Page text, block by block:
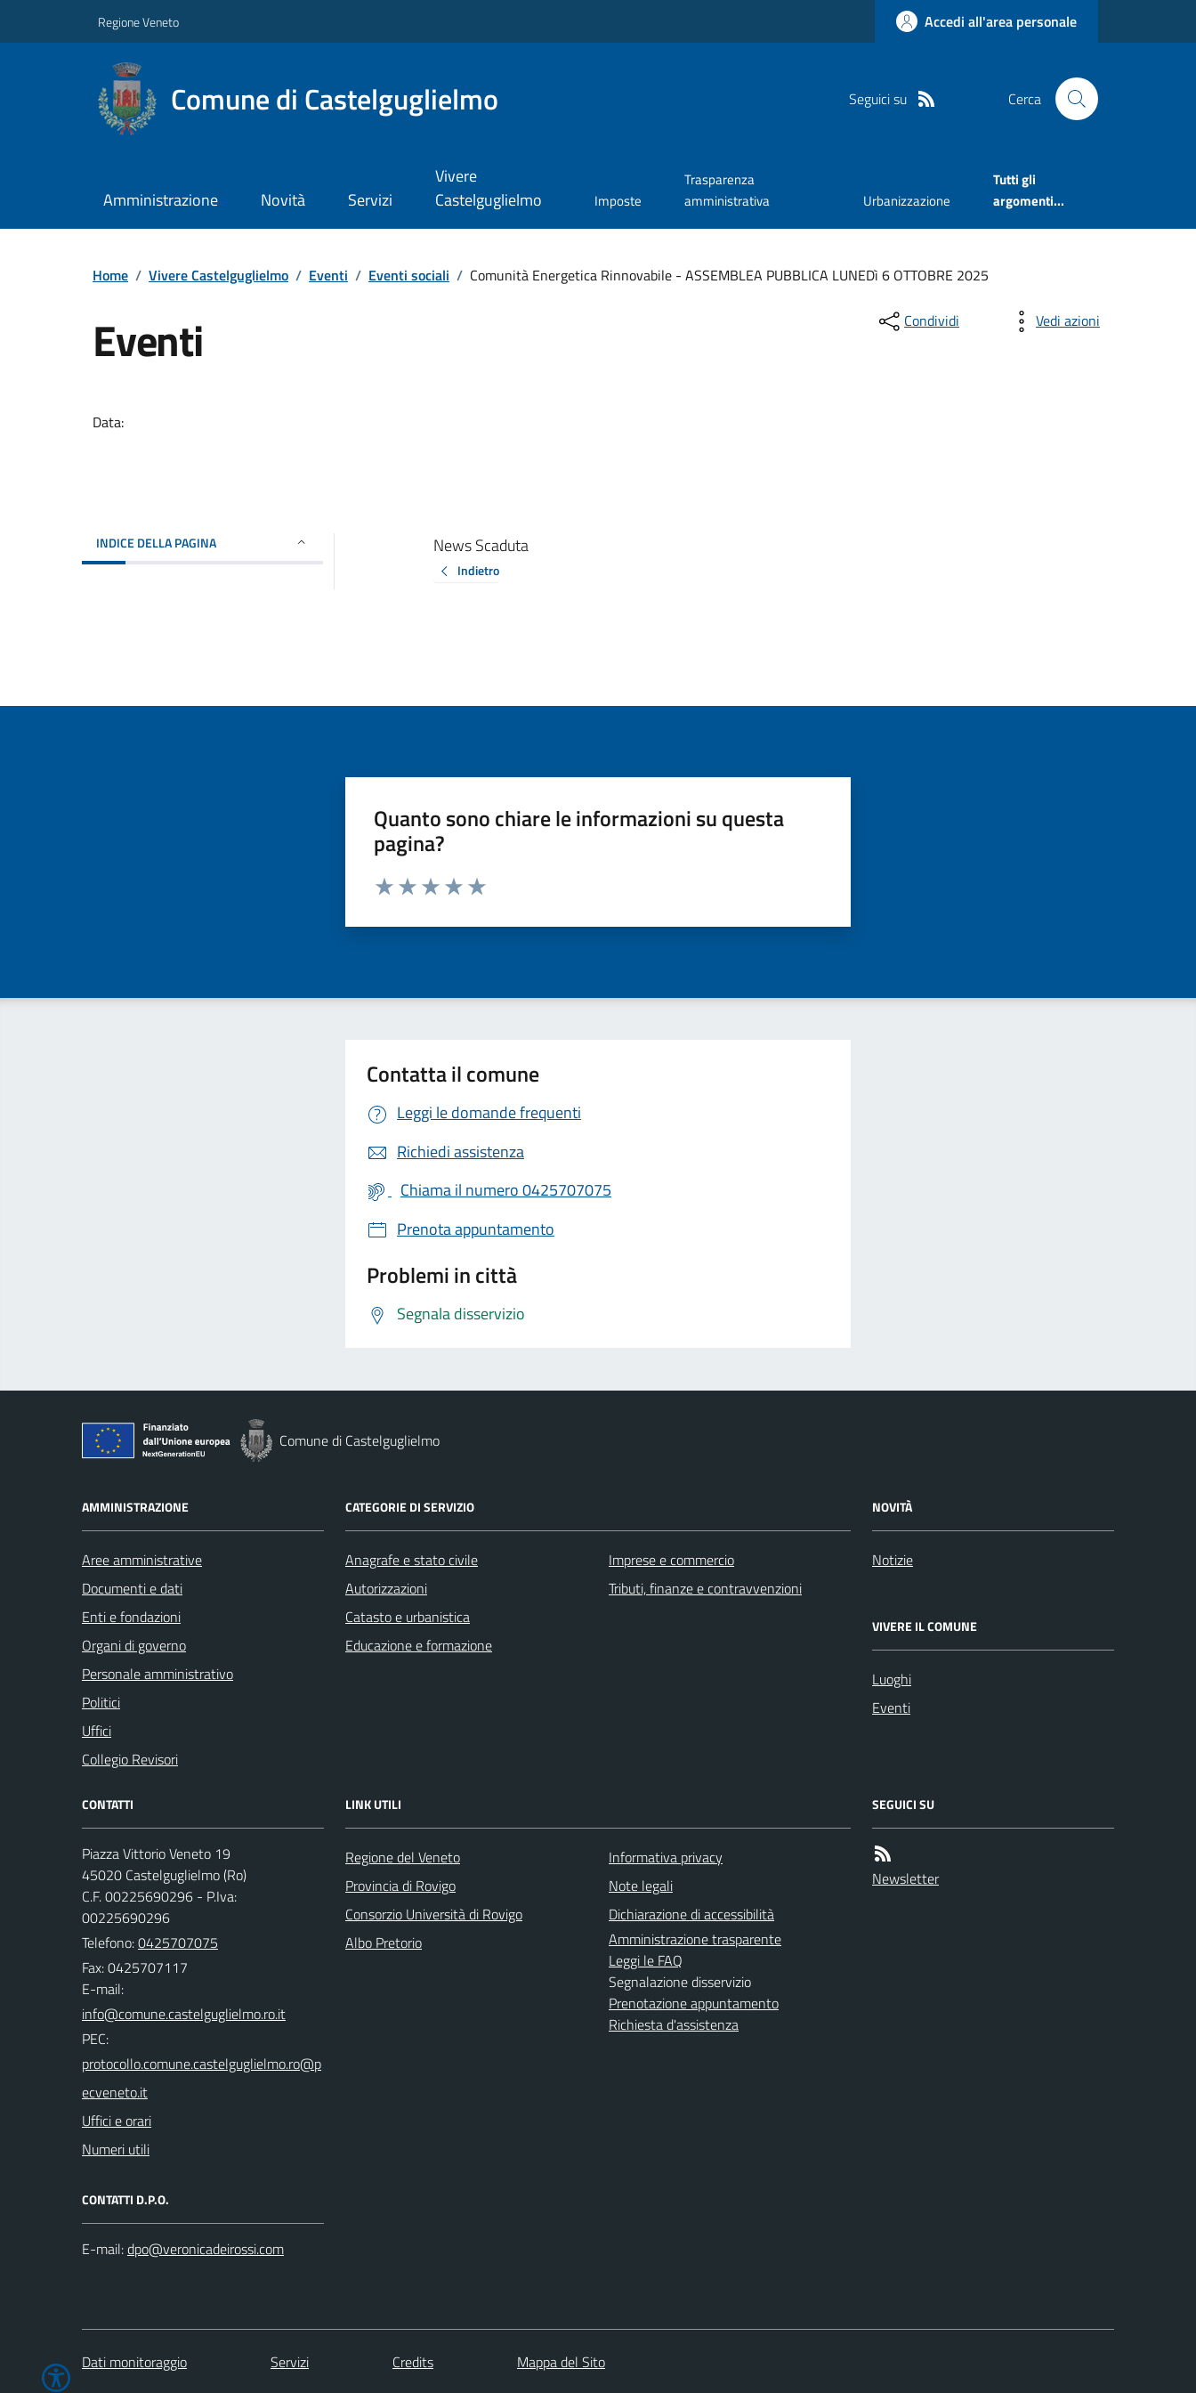
Regione Veneto Accedi all'area personale
Comune di Castelguglielmo Seguici su Cerca
Amministrazione Novità Servizi
Vivere
Castelguglielmo
Imposte
Trasparenza
amministrativa
Urbanizzazione
Tutti gli
argomenti...
Home / Vivere Castelguglielmo / Eventi / Eventi sociali / Comunità Energetica Rinnovabile - ASSEMBLEA PUBBLICA LUNEDì 6 OTTOBRE 2025
Eventi
Data:
Condividi Vedi azioni
INDICE DELLA PAGINA News Scaduta
Indietro
Quanto sono chiare le informazioni su questa
pagina?
Valuta da 1 a 5 stelle la pagina
Contatta il comune
Leggi le domande frequenti
Richiedi assistenza
Chiama il numero 0425707075
Prenota appuntamento
Problemi in città
Segnala disservizio
Comune di Castelguglielmo
AMMINISTRAZIONE
Aree amministrative
Documenti e dati
Enti e fondazioni
Organi di governo
Personale amministrativo
Politici
Uffici
Collegio Revisori
CATEGORIE DI SERVIZIO
Anagrafe e stato civile
Autorizzazioni
Catasto e urbanistica
Educazione e formazione
Imprese e commercio
Tributi, finanze e contravvenzioni
NOVITÀ
Notizie
VIVERE IL COMUNE
Luoghi
Eventi
CONTATTI
Piazza Vittorio Veneto 19
45020 Castelguglielmo (Ro)
C.F. 00225690296 - P.Iva:
00225690296
Telefono:0425707075
Fax: 0425707117
E-mail:
PEC:
Uffici e orari
Numeri utili
CONTATTI D.P.O.
E-mail:
LINK UTILI
Regione del Veneto
Provincia di Rovigo
Consorzio Università di Rovigo
Albo Pretorio
Informativa privacy
Note legali
Dichiarazione di accessibilità
Amministrazione trasparente
Leggi le FAQ
Segnalazione disservizio
Prenotazione appuntamento
Richiesta d'assistenza
SEGUICI SU
Newsletter
Dati monitoraggio Servizi Credits Mappa del Sito